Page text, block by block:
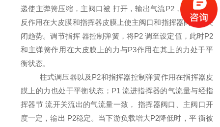
递使主弹簧压缩，主阀口被 打开，输出气流P2，同时P2又
反作用在大皮膜和指挥器皮膜上使主阀口和指挥器阀口呈关
闭趋势。调节指挥 器控制弹簧，将P2 调至设定值，此时P2
和主弹簧作用在大皮膜上的力与P3作用在其上的力处于平
衡状态。
柱式调压器以及P2和指挥器控制弹簧作用在指挥器皮
膜上的力也处于平衡状态；P1 流进指挥器的气流量与经指
挥器节 流开关流出的气流量一致， 指挥器阀口、主阀口开
度一定，输出 P2稳定。当下游负载增大P2降低时，平 衡被